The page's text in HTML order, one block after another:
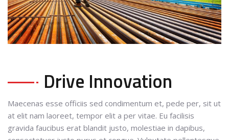
Drive Innovation
Maecenas esse officiis sed condimentum et, pede per, sit ut
at elit nam laoreet, tempor elit a per vitae. Eu facilisis
gravida faucibus erat blandit justo, molestiae in dapibus,